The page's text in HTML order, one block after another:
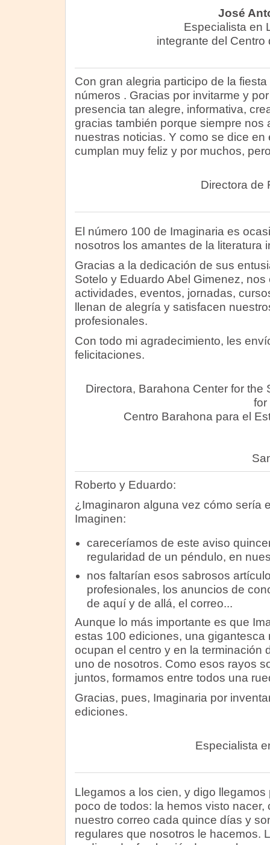
José
Especialista en
integrante del
Con gran alegria participo de la
números . Gracias por invitarme y
presencia tan alegre, informativa,
gracias también porque siempre nos
nuestras noticias. Y como se dice en
cumplan muy feliz y por muchos,
Directora de
El número 100 de Imaginaria es
nosotros los amantes de la literatura
Gracias a la dedicación de sus
Sotelo y Eduardo Abel Gimenez,
actividades, eventos, jornadas,
llenan de alegría y satisfacen
profesionales.
Con todo mi agradecimiento, les
felicitaciones.
Directora, Barahona Center for the
for
Centro Barahona para el
Roberto y Eduardo:
¿Imaginaron alguna vez cómo sería
Imaginen:
careceríamos de este aviso
regularidad de un péndulo, en
nos faltarían esos sabrosos
profesionales, los anuncios de
de aquí y de allá, el correo...
Aunque lo más importante es que
estas 100 ediciones, una gigantesca
ocupan el centro y en la terminación
uno de nosotros. Como esos rayos
juntos, formamos entre todos una
Gracias, pues, Imaginaria por
ediciones.
Especialista
Llegamos a los cien, y digo
poco de todos: la hemos visto nacer,
nuestro correo cada quince días y
regulares que nosotros le hacemos.